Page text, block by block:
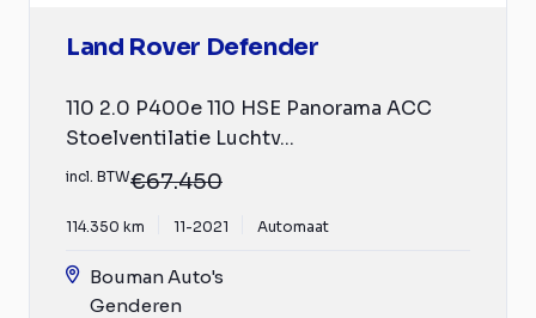
Land Rover Defender
110 2.0 P400e 110 HSE Panorama ACC
Stoelventilatie Luchtv...
incl. BTW€67.450
114.350 km 11-2021 Automaat
Bouman Auto's
Genderen